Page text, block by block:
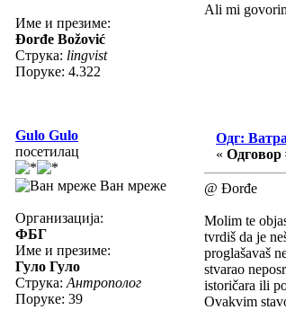
Име и презиме:
Đorđe Božović
Струка: lingvist
Поруке: 4.322
Ali mi
Gulo Gulo
посетилац
Ван мреже
Организација:
ФБГ
Име и презиме:
Гуло Гуло
Струка: Антрополог
Поруке: 39
Одг: Ватра
« Одговор
@ Đorđe
Molim te
tvrdiš da je
proglašavaš
stvarao
istoričara ili
Ovakvim